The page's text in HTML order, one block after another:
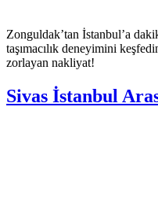
Zonguldak’tan İstanbul’a
taşımacılık deneyimini
zorlayan nakliyat!
Sivas İstanbul